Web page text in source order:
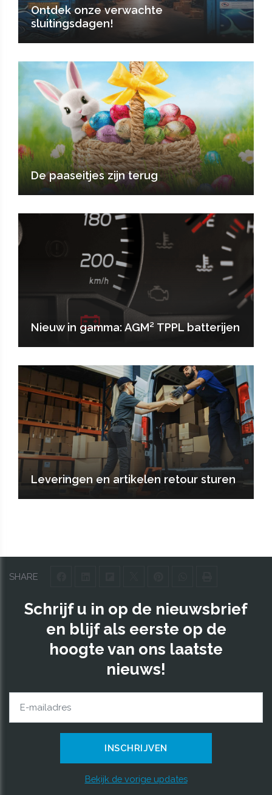
SHARE
Ontdek onze verwachte
sluitingsdagen!
De paaseitjes zijn terug
Nieuw in gamma: AGM² TPPL batterijen
Leveringen en artikelen retour sturen
Schrijf u in op de nieuwsbrief
en blijf als eerste op de
hoogte van ons laatste
nieuws!
Bekijk de vorige updates